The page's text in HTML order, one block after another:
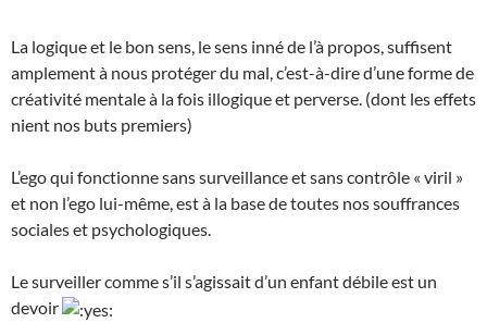
La logique et le bon sens, le sens inné de l’à propos, suffisent
amplement à nous protéger du mal, c’est-à-dire d’une forme de
créativité mentale à la fois illogique et perverse. (dont les effets
nient nos buts premiers)
L’ego qui fonctionne sans surveillance et sans contrôle « viril »
et non l’ego lui-même, est à la base de toutes nos souffrances
sociales et psychologiques.
Le surveiller comme s’il s’agissait d’un enfant débile est un
devoir